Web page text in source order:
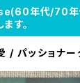
年代/70年
す。
/ パッショナ